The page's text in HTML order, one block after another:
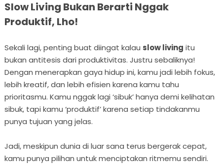
Slow Living Bukan Berarti Nggak
Produktif, Lho!
Sekali lagi, penting buat diingat kalau slow living itu
bukan antitesis dari produktivitas. Justru sebaliknya!
Dengan menerapkan gaya hidup ini, kamu jadi lebih fokus,
lebih kreatif, dan lebih efisien karena kamu tahu
prioritasmu. Kamu nggak lagi ‘sibuk’ hanya demi kelihatan
sibuk, tapi kamu ‘produktif’ karena setiap tindakanmu
punya tujuan yang jelas.
Jadi, meskipun dunia di luar sana terus bergerak cepat,
kamu punya pilihan untuk menciptakan ritmemu sendiri.